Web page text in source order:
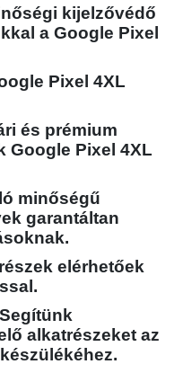
kijelzővédő
a Google Pixel
Pixel 4XL
és prémium
Google Pixel 4XL
minőségű
garantáltan
elérhetőek
alkatrészeket az